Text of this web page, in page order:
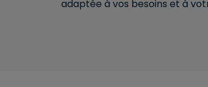
adaptée à vos besoins et à